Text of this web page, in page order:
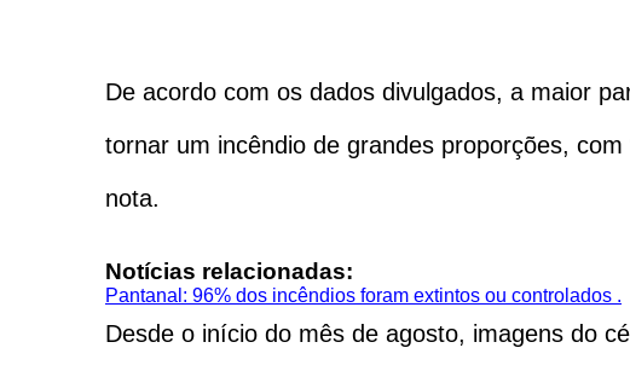
De acordo com os dados divulgados, a maior
tornar um incêndio de grandes proporções,
nota.
Notícias relacionadas:
Pantanal: 96% dos incêndios foram extintos ou controlados .
Desde o início do mês de agosto, imagens do